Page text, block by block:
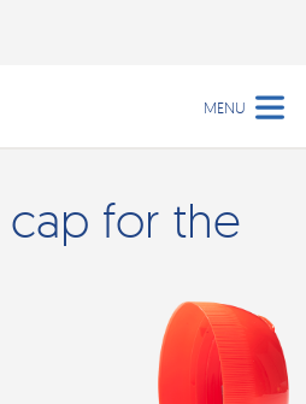
MENU
cap for the